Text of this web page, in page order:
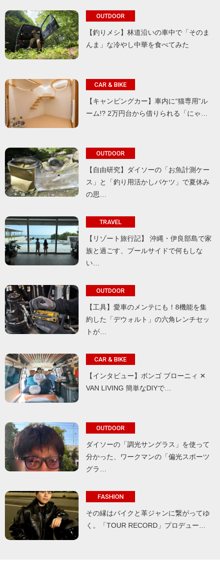
OUTDOOR
【釣りメシ】林道沿いの車中で「そのま
んま」な冷やし中華を食べてみた
CAR & BIKE
【キャンピングカー】車内に“猫専用”ル
ーム!? 2万円台から借りられる「にゃ…
OUTDOOR
【自由研究】ダイソーの「お魚計測ケー
ス」と「釣り用活かしバケツ」で夏休み
の思…
TRAVEL
【リゾート旅行記】 沖縄・伊良部島で家
族と過ごす、プールサイドで何もしな
い…
OUTDOOR
【工具】愛車のメンテにも！8機能を集
約した「デウォルト」の六角レンチセッ
トが…
CAR & BIKE
【インタビュー】ボンゴ ブローニィ ✕
VAN LIVING 簡単なDIYで…
OUTDOOR
ダイソーの「調光サングラス」を使って
分かった、ワークマンの「偏光スポーツ
グラ…
FASHION
その縁はバイクと革ジャンに繋がってゆ
く。「TOUR RECORD」プロデュー…